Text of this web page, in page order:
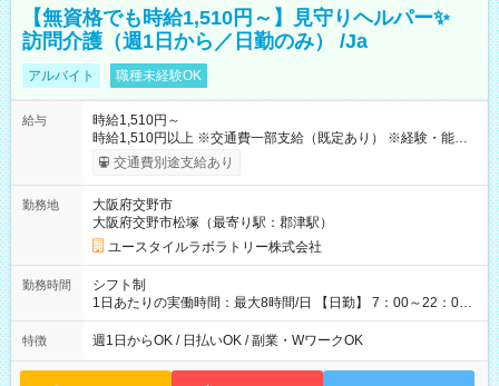
【無資格でも時給1,510円～】見守りヘルパー✨
訪問介護（週1日から／日勤のみ） /Ja
アルバイト 職種未経験OK
給与
時給1,510円～
時給1,510円以上 ※交通費一部支給（既定あり） ※経験・能力を
考慮して決定します 【収入例】 週1回勤務の場合：1,510円×8時
間×4回=4万8,320円 週3回勤務の場合：1,510円×8時間×12回
1,600円 【試用期間】試用期間あり 試用期間の長さ：2ヶ月
※ 雇用形態と給与に、本採用時と異なる部分があります。 雇用
形態：本採用時と同じです。 給与：時給 1,180円以上
交通費別途支給あり
勤務地
大阪府交野市
大阪府交野市松塚（最寄り駅：郡津駅）
ユースタイルラボラトリー株式会社
勤務時間
シフト制
1日あたりの実働時間：最大8時間/日 【日勤】 7：00～22：00
の間で4～8時間勤務（休憩時間は法定通り） ※週1日～OK ／ 1
日4時間から勤務OK ／ 夜勤なし ＊＊ 勤務時間例 ＊＊ ■7時
変動 ※曜日固定（毎週同じ曜日勤務）
特徴 週1日からOK / 日払いOK / 副業・WワークOK